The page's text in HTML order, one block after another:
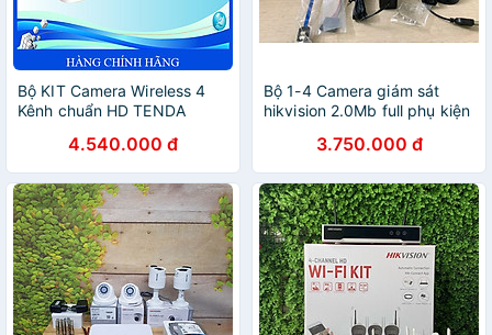
Bộ KIT Camera Wireless 4
Kênh chuẩn HD TENDA
4.540.000 đ
Bộ 1-4 Camera giám sát
hikvision 2.0Mb full phụ kiện
3.750.000 đ